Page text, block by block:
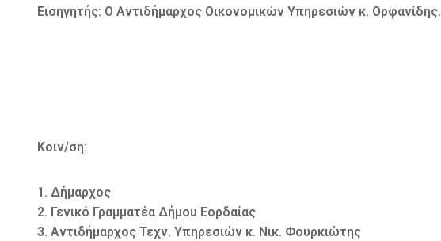
Εισηγητής: Ο Αντιδήμαρχος Οικονομικών Υπηρεσιών κ. Ορφανίδης.
Κοιν/ση:
1. Δήμαρχος
2. Γενικό Γραμματέα Δήμου Εορδαίας
3. Αντιδήμαρχος Τεχν. Υπηρεσιών κ. Νικ. Φουρκιώτης